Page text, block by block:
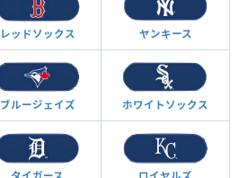
レッドソックス ヤンキース
ブルージェイズ ホワイトソックス